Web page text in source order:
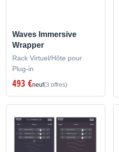
Waves Immersive
Wrapper
Rack Virtuel/Hôte pour
Plug-in
493 €neuf(3 offres)